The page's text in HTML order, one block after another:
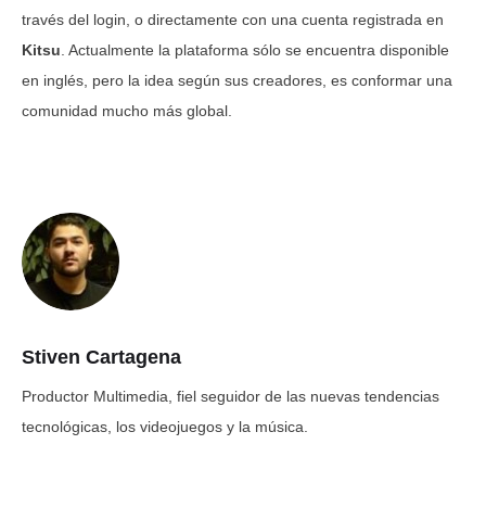
través del login, o directamente con una cuenta registrada en
Kitsu. Actualmente la plataforma sólo se encuentra disponible
en inglés, pero la idea según sus creadores, es conformar una
comunidad mucho más global.
Stiven Cartagena
Productor Multimedia, fiel seguidor de las nuevas tendencias
tecnológicas, los videojuegos y la música.